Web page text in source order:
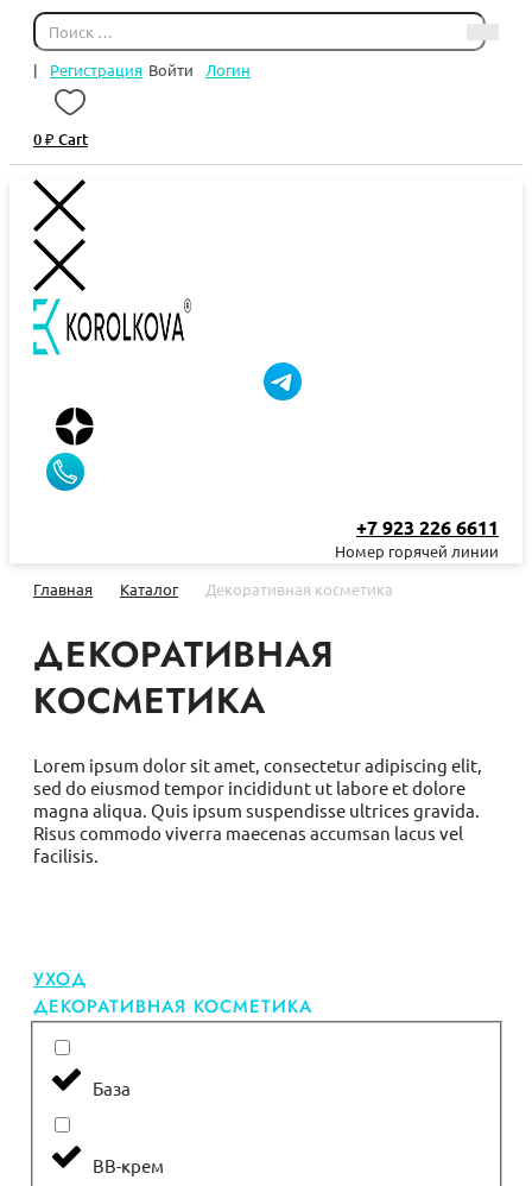
| Регистрация Войти Логин
0₽ Cart
+7 923 226 6611
Номер горячей линии
Главная
Каталог Декоративная косметика
ДЕКОРАТИВНАЯ
КОСМЕТИКА
Lorem ipsum dolor sit amet, consectetur adipiscing elit,
sed do eiusmod tempor incididunt ut labore et dolore
magna aliqua. Quis ipsum suspendisse ultrices gravida.
Risus commodo viverra maecenas accumsan lacus vel
facilisis.
УХОД
ДЕКОРАТИВНАЯ КОСМЕТИКА
База
ВВ-крем